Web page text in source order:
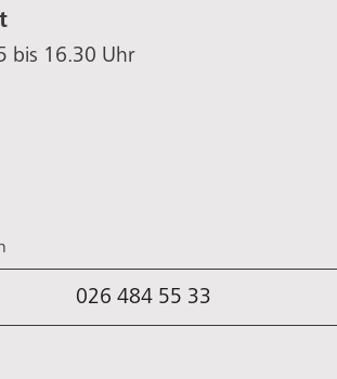
bis 16.30 Uhr
026 484 55 33